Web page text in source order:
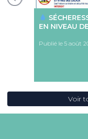
EN NIVEAU
Publié le 5 août
Voir